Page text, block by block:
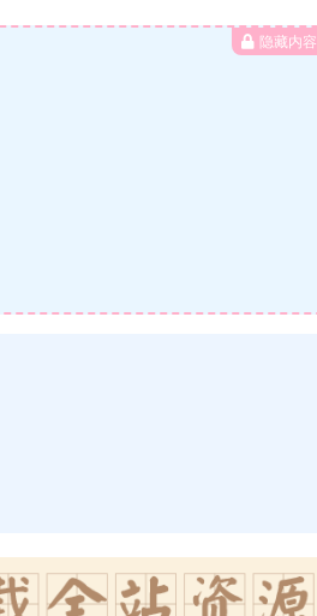
隐藏内容